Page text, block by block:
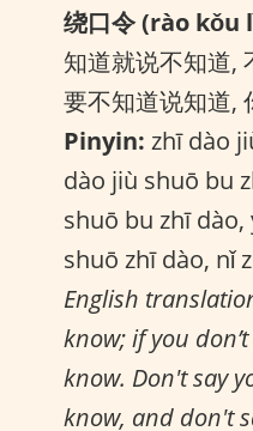
绕口令 (rào kǒu
知道就说不知道,
要不知道说知道,
Pinyin: zhī dào
dào jiù shuō bu
shuō bu zhī
shuō zhī dào, nǐ
English
know; if you
know. Don't say
know, and don't